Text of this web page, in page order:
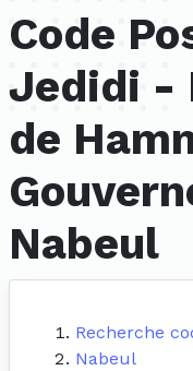
Code
Jedidi -
de
Nabeul
Recherche
Nabeul